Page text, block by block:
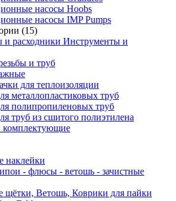
насосы Hoobs
насосы IMP Pumps
(15)
Инструменты и
и труб
для теплоизоляции
металлопластиковых труб
полипропиленовых труб
труб из сшитого полиэтилена
наклейки
- флюсы - ветошь - зачистные
щётки, Ветошь, Коврики для пайки